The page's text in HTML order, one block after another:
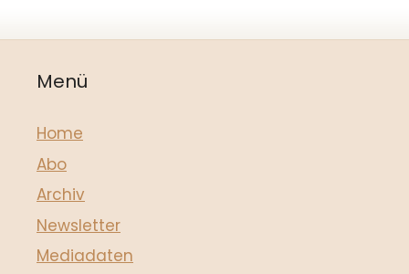
Menü
Home
Abo
Archiv
Newsletter
Mediadaten